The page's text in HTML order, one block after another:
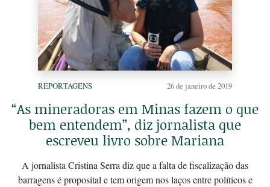
REPORTAGENS 26 de janeiro de 2019
“As mineradoras em Minas fazem o que
bem entendem”, diz jornalista que
escreveu livro sobre Mariana
A jornalista Cristina Serra diz que a falta de fiscalização das
barragens é proposital e tem origem nos laços entre políticos e